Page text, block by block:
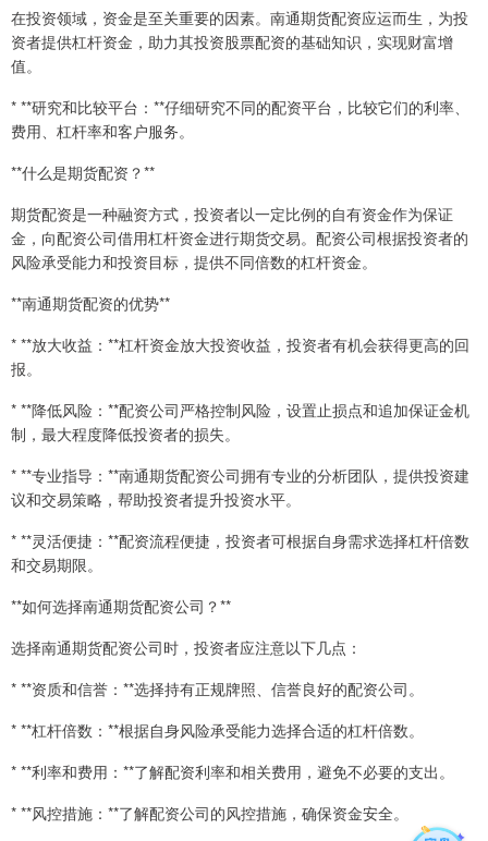
在投资领域，资金是至关重要的因素。南通期货配资应运而生，为投
资者提供杠杆资金，助力其投资股票配资的基础知识，实现财富增
值。
* **研究和比较平台：**仔细研究不同的配资平台，比较它们的利率、
费用、杠杆率和客户服务。
**什么是期货配资？**
期货配资是一种融资方式，投资者以一定比例的自有资金作为保证
金，向配资公司借用杠杆资金进行期货交易。配资公司根据投资者的
风险承受能力和投资目标，提供不同倍数的杠杆资金。
**南通期货配资的优势**
* **放大收益：**杠杆资金放大投资收益，投资者有机会获得更高的回
报。
* **降低风险：**配资公司严格控制风险，设置止损点和追加保证金机
制，最大程度降低投资者的损失。
* **专业指导：**南通期货配资公司拥有专业的分析团队，提供投资建
议和交易策略，帮助投资者提升投资水平。
* **灵活便捷：**配资流程便捷，投资者可根据自身需求选择杠杆倍数
和交易期限。
**如何选择南通期货配资公司？**
选择南通期货配资公司时，投资者应注意以下几点：
* **资质和信誉：**选择持有正规牌照、信誉良好的配资公司。
* **杠杆倍数：**根据自身风险承受能力选择合适的杠杆倍数。
* **利率和费用：**了解配资利率和相关费用，避免不必要的支出。
* **风控措施：**了解配资公司的风控措施，确保资金安全。